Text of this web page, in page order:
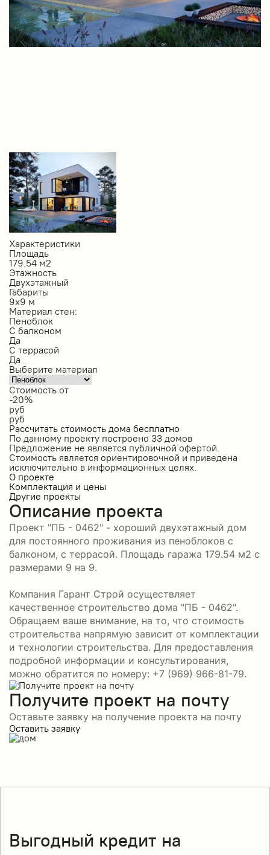
Характеристики
Площадь
179.54 м2
Этажность
Двухэтажный
Габариты
9х9 м
Материал стен:
Пеноблок
С балконом
Да
С террасой
Да
Выберите материал
Стоимость от
-20%
руб
руб
Рассчитать стоимость дома бесплатно
По данному проекту построено 33 домов
Предложение не является публичной офертой.
Стоимость является ориентировочной и приведена
исключительно в информационных целях.
О проекте
Комплектация и цены
Другие проекты
Описание проекта
Проект "ПБ - 0462" - хороший двухэтажный дом
для постоянного проживания из пеноблоков с
балконом, с террасой. Площадь гаража 179.54 м2 с
размерами 9 на 9.
Компания Гарант Строй осуществляет
качественное строительство дома "ПБ - 0462".
Обращаем ваше внимание, на то, что стоимость
строительства напрямую зависит от комплектации
и технологии строительства. Для предоставления
подробной информации и консультирования,
можно обратится по номеру: +7 (969) 966-81-79.
Получите проект на почту
Оставьте заявку на получение проекта на почту
Оставить заявку
Выгодный кредит на